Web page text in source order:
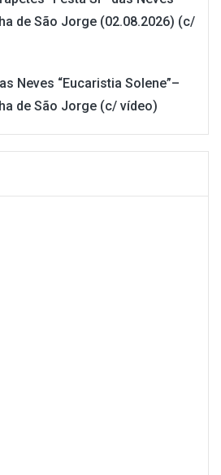
de São Jorge (02.08.2026) (c/
Neves “Eucaristia Solene”–
de São Jorge (c/ vídeo)